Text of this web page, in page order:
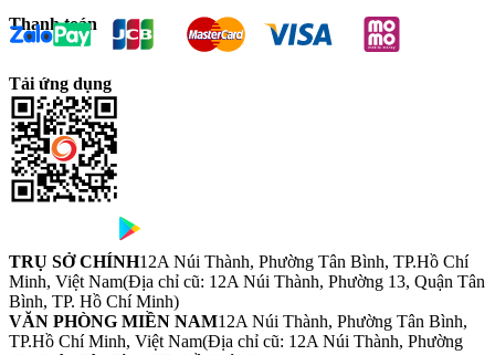
Thanh toán
Tải ứng dụng
TRỤ SỞ CHÍNH12A Núi Thành, Phường Tân Bình, TP.Hồ Chí
Minh, Việt Nam(Địa chỉ cũ: 12A Núi Thành, Phường 13, Quận Tân
Bình, TP. Hồ Chí Minh)
VĂN PHÒNG MIỀN NAM12A Núi Thành, Phường Tân Bình,
TP.Hồ Chí Minh, Việt Nam(Địa chỉ cũ: 12A Núi Thành, Phường